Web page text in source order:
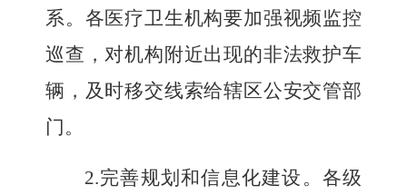
系。各医疗卫生机构要加强视频监控
巡查，对机构附近出现的非法救护车
辆，及时移交线索给辖区公安交管部
门。
2.完善规划和信息化建设。各级